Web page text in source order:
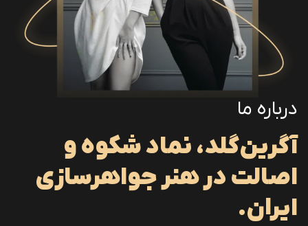
درباره ما
آگرین‌گلد، نماد شکوه و
اصالت در هنر جواهرسازی
ایران.